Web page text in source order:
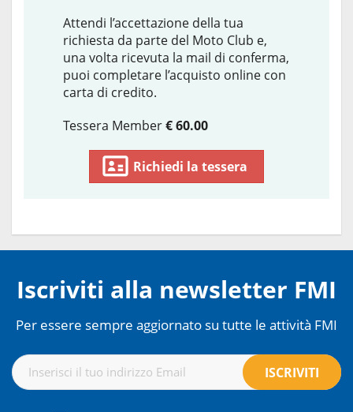
Attendi l’accettazione della tua
richiesta da parte del Moto Club e,
una volta ricevuta la mail di conferma,
puoi completare l’acquisto online con
carta di credito.
Tessera Member€ 60.00
Richiedi la tessera
Iscriviti alla newsletter FMI
Per essere sempre aggiornato su tutte le attività FMI